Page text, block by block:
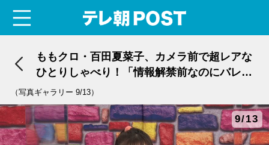
ももクロ・百田夏菜子、カメラ前で超レアな
ひとりしゃべり！「情報解禁前なのにバレち
ゃった」
（写真ギャラリー 9/13）
9/13